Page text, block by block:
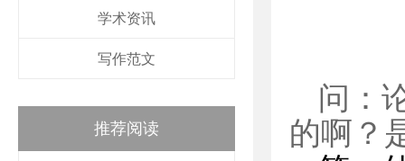
学术资讯
写作范文
推荐阅读
问：
的啊？